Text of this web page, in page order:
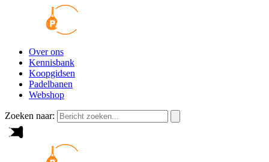
Over ons
Kennisbank
Koopgidsen
Padelbanen
Webshop
Zoeken naar: